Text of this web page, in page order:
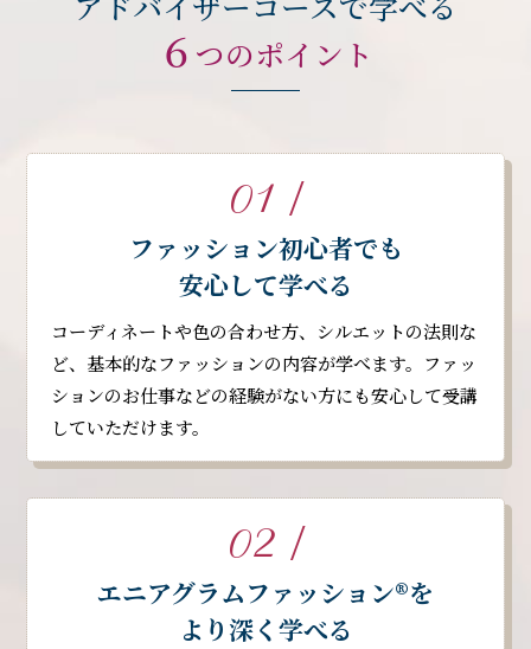
６ つのポイント
01 /
ファッション初心者でも
安心して学べる
コーディネートや色の合わせ方、シルエットの法則な
ど、基本的なファッションの内容が学べます。ファッ
ションのお仕事などの経験がない方にも安心して受講
していただけます。
02 /
エニアグラムファッション®︎を
より深く学べる